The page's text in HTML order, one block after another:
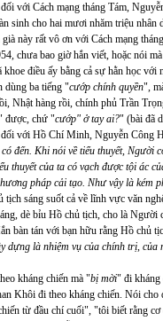
với Cách mạng tháng Tám,
sinh cho hai mươi nhăm triệu nhân
này rất vô ơn với Cách mạng
chưa bao giờ hắn viết, hoặc nói
khoe điều ấy bằng cả sự hằn học với
dùng ba tiếng "cướp chính quyền",
Nhật hàng rồi, chính phủ Trần
được, chứ "cướp" ở tay ai?" (bài đã
với Hồ Chí Minh, Nguyễn Công
đến. Khi nói về tiểu thuyết, Người
thuyết của ta có vạch được tội ác
pháp cải tạo. Như vậy là kém
tịch sáng suốt cả về lĩnh vực văn
dè bỉu Hồ chủ tịch, cho là
bàn tán với bạn hữu rằng Hồ chủ
dựng là nhiệm vụ của chính trị, của
kháng chiến mà "bị mời" đi
Khôi đi theo kháng chiến. Nói cho
từ đầu chí cuối", "tôi biết rằng